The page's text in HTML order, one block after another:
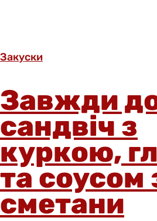
Закуски
Завжди
сандвіч з
куркою,
та соусом
сметани